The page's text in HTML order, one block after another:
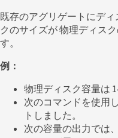
既存のアグリゲートにデ
クのサイズが 物理ディス
す。
例：
物理ディスク容量は
次のコマンドを使用
トしました。
次の容量の出力では